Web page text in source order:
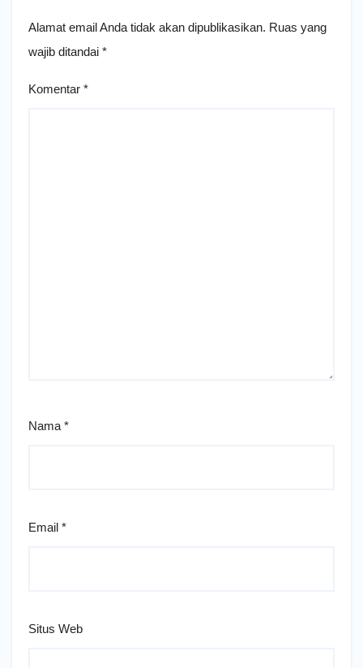
Alamat email Anda tidak akan dipublikasikan. Ruas yang
wajib ditandai *
Komentar *
Nama *
Email *
Situs Web